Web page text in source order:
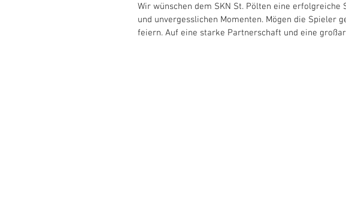
Wir wünschen dem SKN St. Pölten eine
und unvergesslichen Momenten. Mögen die Spieler
feiern. Auf eine starke Partnerschaft und eine